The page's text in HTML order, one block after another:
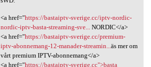
<a href="https://bastaiptv-sverige.cc/iptv-nordic-
nordic-iptv-basta-streaming-sve...
NORDIC</a>
<a href="https://bastaiptv-sverige.cc/premium-
iptv-abonnemang-12-manader-streamin... äs mer om
vårt premium IPTV-abonnemang</a>
<a href="https://bastaiptv-sverige.cc">basta